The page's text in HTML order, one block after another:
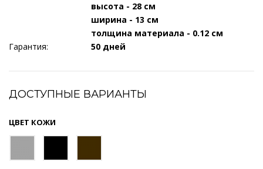
высота - 28 см
ширина - 13 см
толщина материала - 0.12 см
Гарантия:
50 дней
ДОСТУПНЫЕ ВАРИАНТЫ
ЦВЕТ КОЖИ